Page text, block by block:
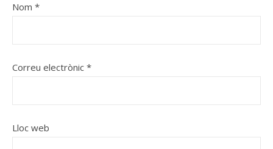
Nom *
Correu electrònic *
Lloc web